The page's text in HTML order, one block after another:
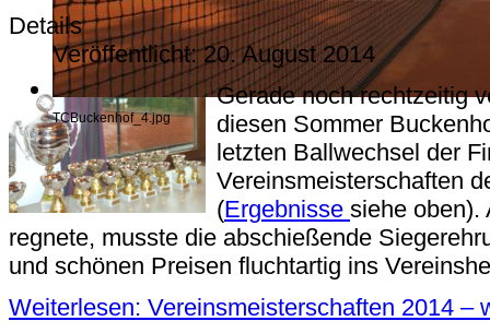
TCBuckenhof_4.jpg
Details
Veröffentlicht: 20. August 2014
Gerade noch rechtzeitig
diesen Sommer
letzten Ballwechsel der
Vereinsmeisterschaften
(Ergebnisse siehe oben).
regnete, musste die abschießende
und schönen Preisen fluchtartig ins
Weiterlesen: Vereinsmeisterschaften 2014 –